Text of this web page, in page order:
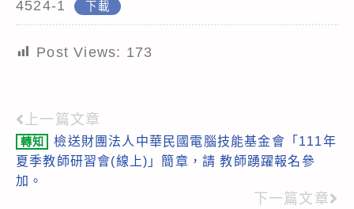
4524-1 下載
Post Views: 173
Read
more
articles
上一篇文章
轉知
檢送財團法人中華民國電腦技能基金會「111年
夏季教師研習會(線上)」簡章，請 教師踴躍報名參
加。
下一篇文章